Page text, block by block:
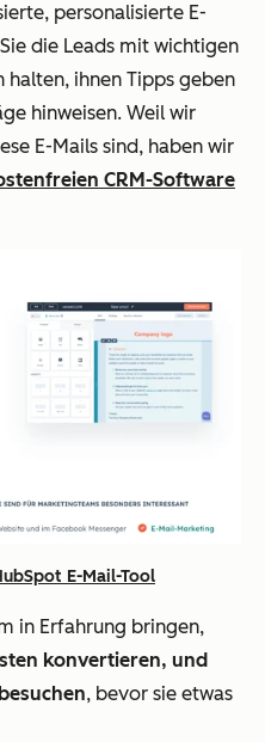
personalisierte E-
die Leads mit wichtigen
ihnen Tipps geben
hinweisen. Weil wir
E-Mails sind, haben wir
CRM-Software
E-Mail-Tool
in Erfahrung bringen,
konvertieren, und
, bevor sie etwas